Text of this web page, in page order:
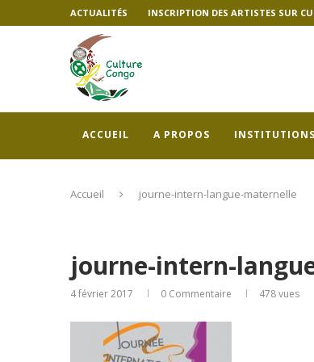
ACTUALITÉS INSCRIPTION DES ARTISTES SUR
ACCUEIL A PROPOS INSTITUTIONS
Accueil journe-intern-langue-maternelle
journe-intern-
4 février 2017 0 Commentaire 478vues